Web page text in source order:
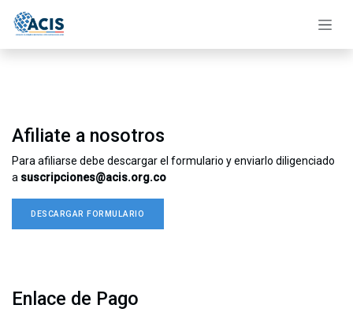
Afiliate a nosotros
Para afiliarse debe descargar el formulario y enviarlo diligenciado
a suscripciones@acis.org.co
DESCARGAR FORMULARIO
Enlace de Pago